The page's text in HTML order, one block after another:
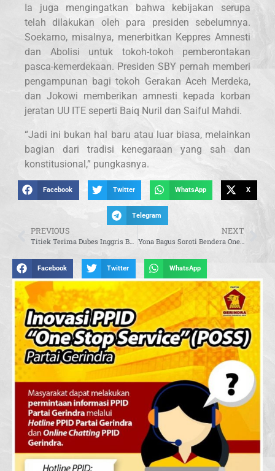
Ia juga mengingatkan bahwa kebijakan serupa
telah dilakukan oleh para presiden sebelumnya.
Soekarno, misalnya, menerbitkan Keppres Amnesti
dan Abolisi untuk tokoh-tokoh pemberontakan
pasca-kemerdekaan. Presiden SBY pernah memberi
pengampunan bagi tokoh Gerakan Aceh Merdeka,
dan Jokowi memberikan amnesti kepada korban
jeratan UU ITE seperti Baiq Nuril dan Saiful Mahdi.
“Jadi ini bukan hal baru atau luar biasa, melainkan
bagian dari tradisi kenegaraan yang sah dan
konstitusional,” pungkasnya.
Facebook Twitter WhatsApp X
Telegram
PREVIOUS
Titiek Terima Dubes Inggris Bahas Kerja Sama Lingkungan dan Ketahanan Pangan
NEXT
Yona Bagus Soroti Bendera One Piece, Minta Pemkot Perkuat Edukasi Nasionalisme
Facebook Twitter WhatsApp